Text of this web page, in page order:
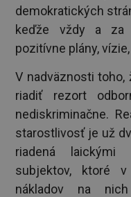
demokratických
keďže vždy a za
pozitívne plány,
V nadväznosti toho,
riadiť rezort
nediskriminačne.
starostlivosť je už
riadená laickými
subjektov, ktoré
nákladov na